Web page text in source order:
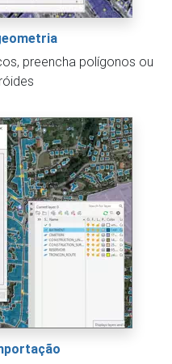
preencha polígonos ou